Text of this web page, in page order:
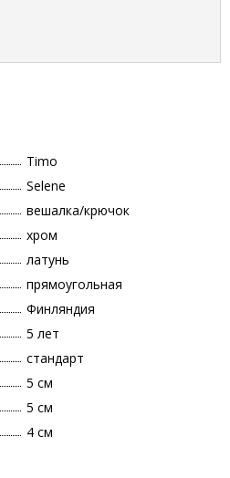
Timo
Selene
вешалка/крючок
хром
латунь
прямоугольная
Финляндия
5 лет
стандарт
5 см
5 см
4 см